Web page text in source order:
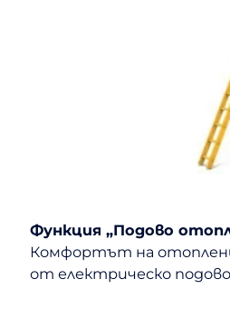
Функция „Подово
Комфортът на
от електрическо